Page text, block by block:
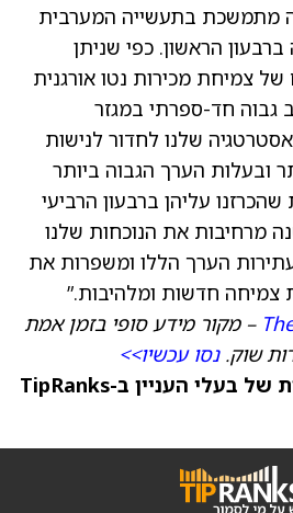
מתמשכת בתעשייה המערבית
הראשון. כפי שניתן
צמיחת מכירות נטו אורגנית
גבוה חד-ספרתי במגזר
שלנו לחדור לנישות
ובעלות הערך הגבוה ביותר
עליהן ברבעון הרביעי
מרחיבות את הנוכחות שלנו
הערך הללו ומשפרות את
צמיחה חדשות ומלהיבות.”
– מקור מידע סופי בזמן אמת
שוק.נסו עכשיו>>
ראו את המניות החמות של בעלי העניין ב-TipRanks